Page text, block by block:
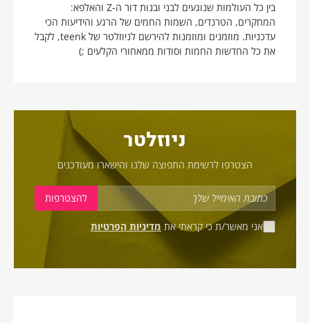
בין כל העולמות שנוגעים לבני ובנות דור ה-Z והאלפא:
המחקרים, הטרנדים, השמות החמים של הרגע והידיעות הכי
עדכניות. מוזמנים ומוזמנות להירשם לניוזלטר של teenk, לקבל
את כל החדשות החמות וסודות ממאחורי הקלעים ;)
ניוזלטר
הצטרפו לרשימת התפוצה שלנו והישארו מעודכנים
אני מאשר/ת כי קראתי את מדיניות הפרטיות